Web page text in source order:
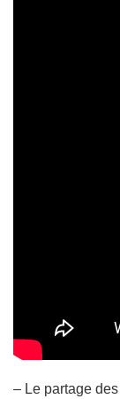
– Le partage des